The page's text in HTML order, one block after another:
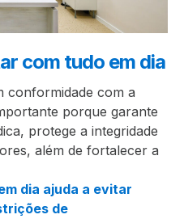
com tudo em dia
conformidade com a
porque garante
protege a integridade
além de fortalecer a
dia ajuda a evitar
de